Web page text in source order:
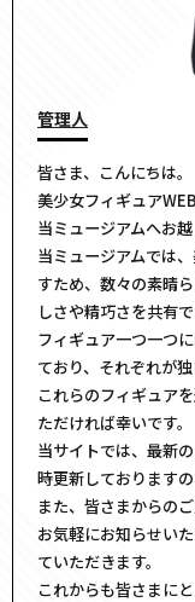
管理人
皆さま、こんにちは。
美少女フィギュア
当ミュージアムへお
当ミュージアムでは
すため、数々の素晴
しさや精巧さを共有
フィギュア一つ一つ
ており、それぞれが
これらのフィギュア
ただければ幸いです。
当サイトでは、最新
時更新しております
また、皆さまからの
お気軽にお知らせい
ていただきます。
これからも皆さまに